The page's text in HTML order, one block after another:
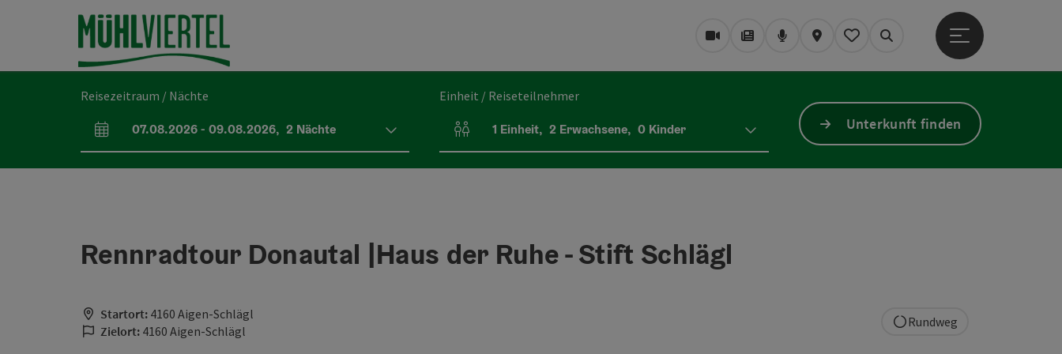
Zum InhaltAccesskey
[0]
Zur NavigationAccesskey
[1]
Zum SeitenanfangAccesskey
[2]
Zur KontaktseiteAccesskey
[3]
Zur Suche Accesskey
[4]
Zum ImpressumAccesskey
[5]
Zu den Hinweisen zur Bedienung der Website
Zur StartseiteAccesskey
[7]
WebcamsMagazin/Blog
PodcastKarteMein Merkzettel
Suchen
Hauptmenü öffnen
Reisezeitraum / Nächte
An- und Abreisefelder
07.08.2026- 09.08.2026, 2 Nächte
Einheit / Reiseteilnehmer
Einheitenanzahl und Personenfelder
1 Einheit, 2 Erwachsene, 0 Kinder Unterkunft finden
Rennradtour Donautal |Haus der Ruhe - Stift Schlägl
Startort: 4160 Aigen-Schlägl
Zielort: 4160 Aigen-Schlägl
Rundweg